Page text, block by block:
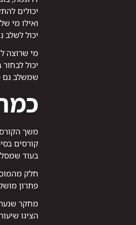
יכולים
ואילו מי
יכול לשלב
מי שרוצה
יכול
שמשלב גם
משך הקורס
קורסים
בעוד
חלק
פתרון
מחקר
הציגו שיעור סיום גבוה ב־18% יותר מלומדים